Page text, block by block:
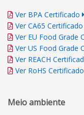
Ver BPA Certificado
Ver CA65 Certificado
Ver EU Food Grade
Ver US Food Grade
Ver REACH
Ver RoHS Certificado
Meio ambiente